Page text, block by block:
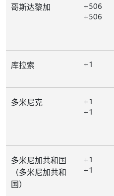
哥斯达黎加
+506
+506
库拉索 +1
多米尼克
+1
+1
多米尼加共和国
（多米尼加共和
国）
+1
+1